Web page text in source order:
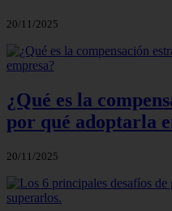
20/11/2025
¿Qué es la
por qué adoptarla
20/11/2025